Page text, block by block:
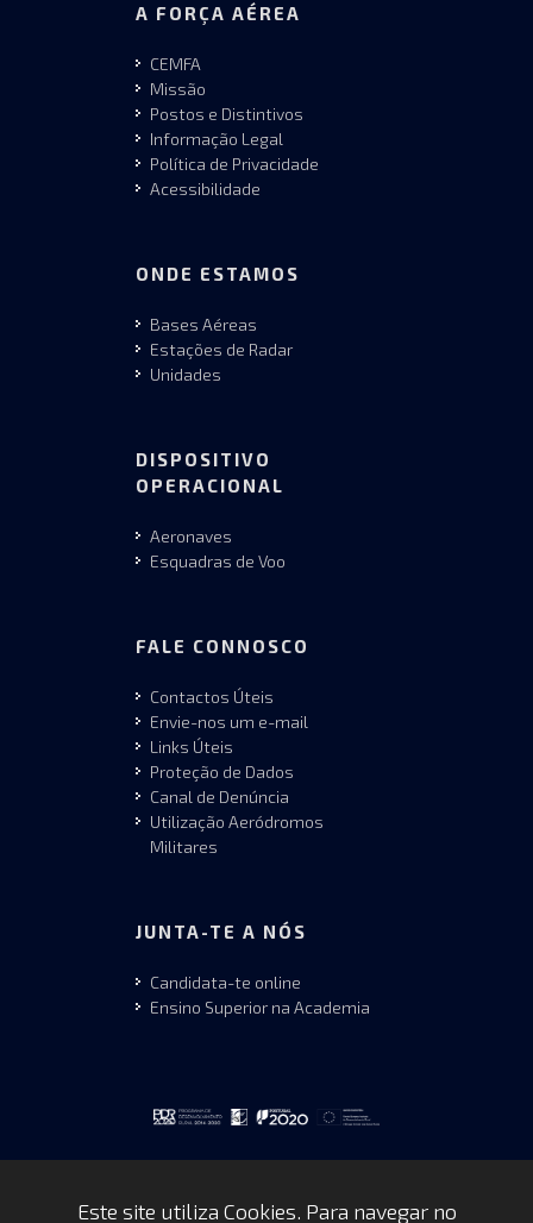
A FORÇA AÉREA
CEMFA
Missão
Postos e Distintivos
Informação Legal
Política de Privacidade
Acessibilidade
ONDE ESTAMOS
Bases Aéreas
Estações de Radar
Unidades
DISPOSITIVO
OPERACIONAL
Aeronaves
Esquadras de Voo
FALE CONNOSCO
Contactos Úteis
Envie-nos um e-mail
Links Úteis
Proteção de Dados
Canal de Denúncia
Utilização Aeródromos
Militares
JUNTA-TE A NÓS
Candidata-te online
Ensino Superior na Academia
Este site utiliza Cookies. Para navegar no